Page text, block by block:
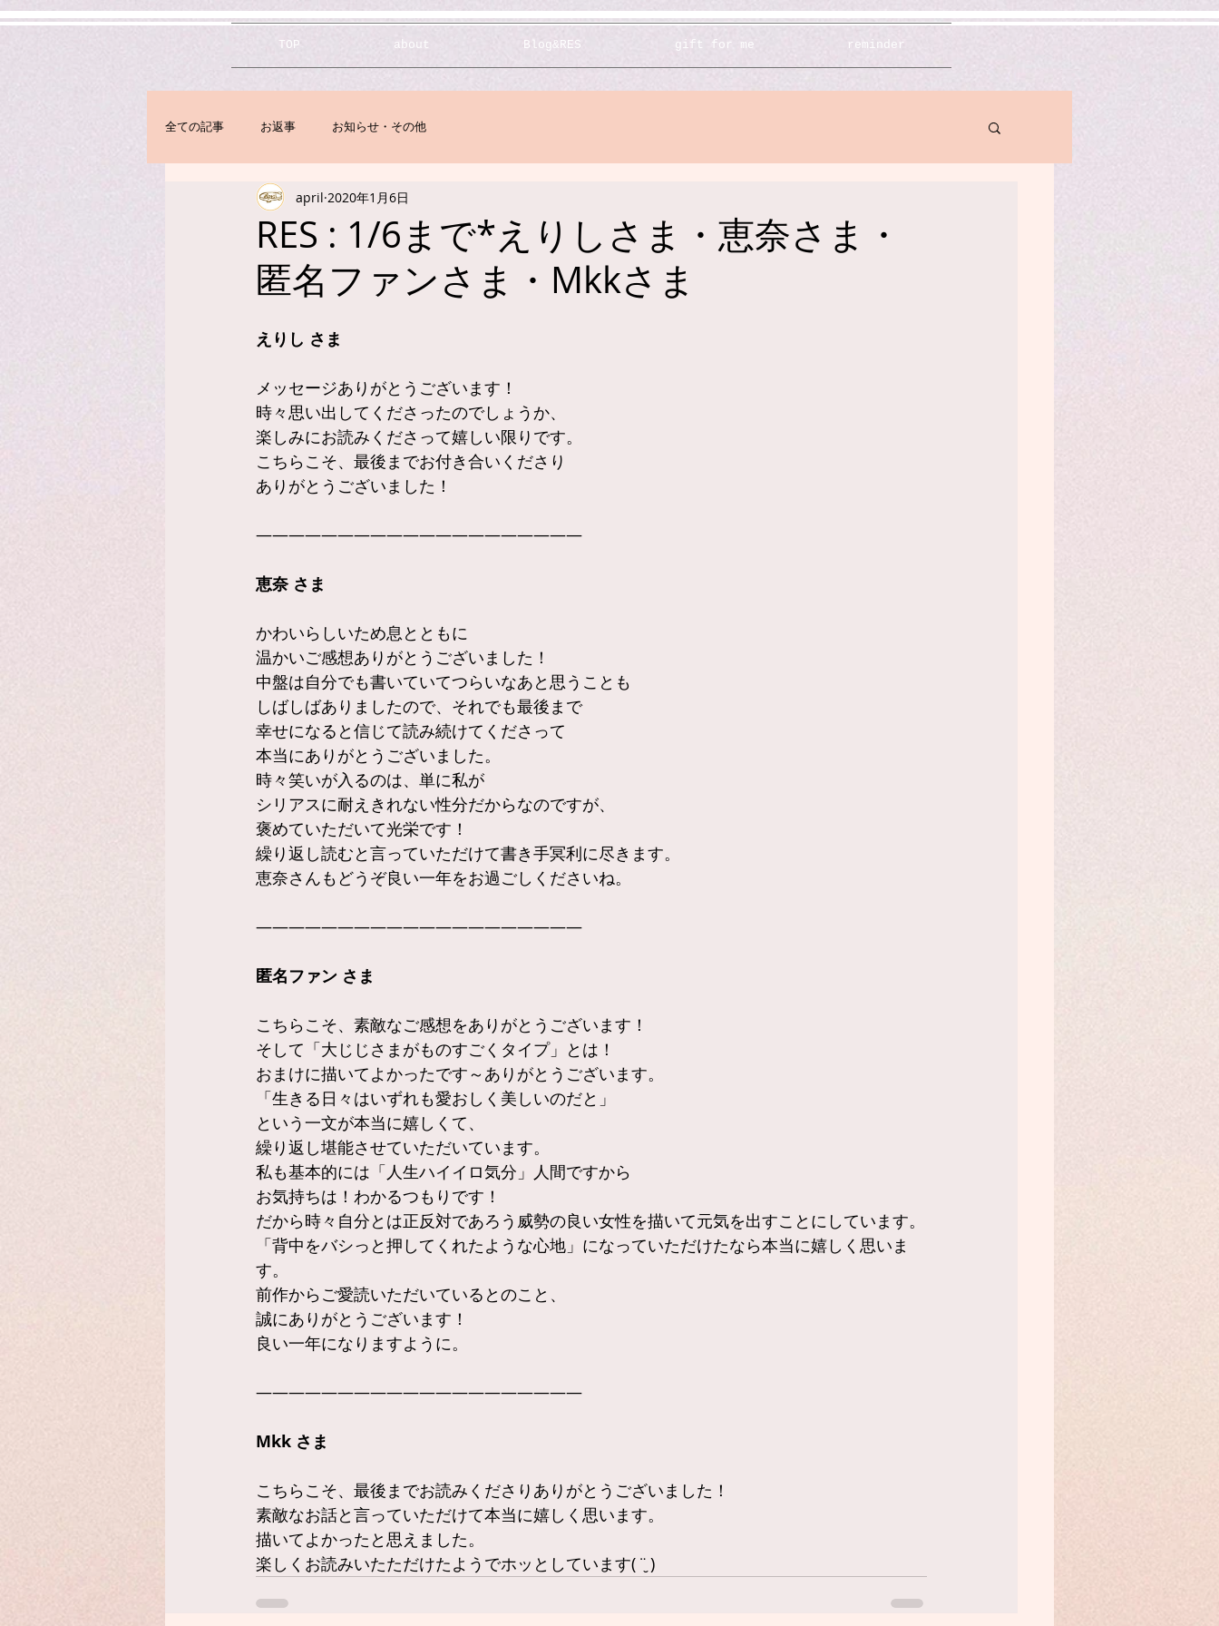
TOP about Blog&RES gift for me reminder
全ての記事 お返事 お知らせ・その他
RES : 1/6まで*えりしさま・恵奈さま・
匿名ファンさま・Mkkさま
april 2020年1月6日
えりし さま
メッセージありがとうございます！
時々思い出してくださったのでしょうか、
楽しみにお読みくださって嬉しい限りです。
こちらこそ、最後までお付き合いくださり
ありがとうございました！
————————————————————
恵奈 さま
かわいらしいため息とともに
温かいご感想ありがとうございました！
中盤は自分でも書いていてつらいなあと思うことも
しばしばありましたので、それでも最後まで
幸せになると信じて読み続けてくださって
本当にありがとうございました。
時々笑いが入るのは、単に私が
シリアスに耐えきれない性分だからなのですが、
褒めていただいて光栄です！
繰り返し読むと言っていただけて書き手冥利に尽きます。
恵奈さんもどうぞ良い一年をお過ごしくださいね。
————————————————————
匿名ファン さま
こちらこそ、素敵なご感想をありがとうございます！
そして「大じじさまがものすごくタイプ」とは！
おまけに描いてよかったです～ありがとうございます。
「生きる日々はいずれも愛おしく美しいのだと」
という一文が本当に嬉しくて、
繰り返し堪能させていただいています。
私も基本的には「人生ハイイロ気分」人間ですから
お気持ちは！わかるつもりです！
だから時々自分とは正反対であろう威勢の良い女性を描いて元気を出すことにしています。
「背中をバシっと押してくれたような心地」になっていただけたなら本当に嬉しく思いま
す。
前作からご愛読いただいているとのこと、
誠にありがとうございます！
良い一年になりますように。
————————————————————
Mkk さま
こちらこそ、最後までお読みくださりありがとうございました！
素敵なお話と言っていただけて本当に嬉しく思います。
描いてよかったと思えました。
楽しくお読みいたただけたようでホッとしています( ¨̮ )